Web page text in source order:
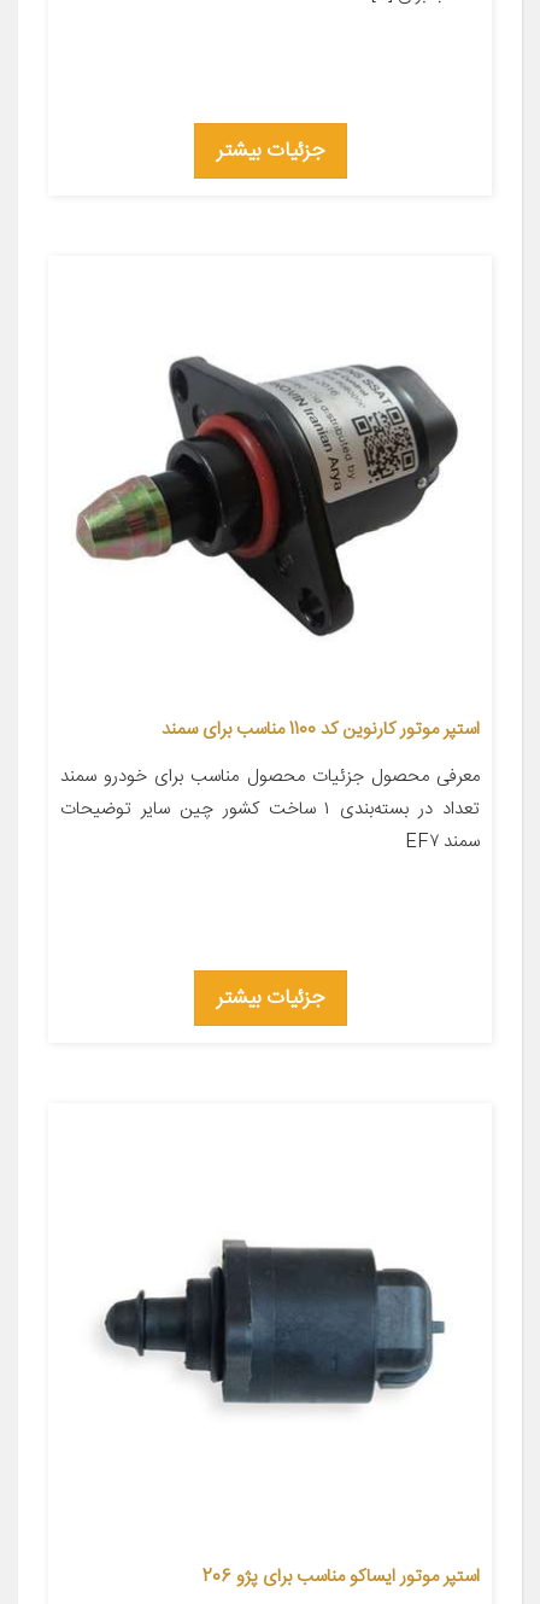
جزئیات بیشتر
استپر موتور کارنوین کد 1100 مناسب برای سمند
معرفی محصول جزئیات محصول مناسب برای خودرو سمند
تعداد در بسته‌بندی ۱ ساخت کشور چین سایر توضیحات
سمند EF۷
جزئیات بیشتر
استپر موتور ایساکو مناسب برای پژو 206